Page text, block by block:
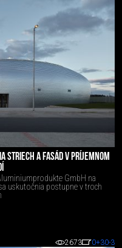
STRIECH A FASÁD V PRÍJEMNOM
GmbH na
uskutočnia postupne v troch
2673 0+30-3